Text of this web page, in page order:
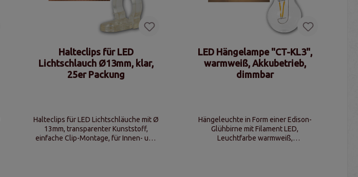
Halteclips für LED
Lichtschlauch Ø13mm, klar,
25er Packung
Halteclips für LED Lichtschläuche mit Ø
13mm, transparenter Kunststoff,
einfache Clip-Montage, für Innen- und
LED Hängelampe "CT-KL3",
warmweiß, Akkubetrieb,
dimmbar
Hängeleuchte in Form einer Edison-
Glühbirne mit Filament LED,
Leuchtfarbe warmweiß,